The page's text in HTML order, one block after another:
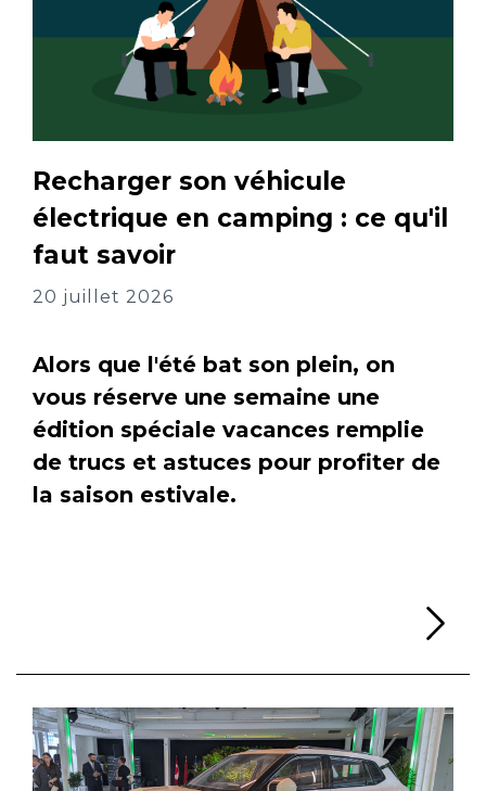
Recharger son véhicule
électrique en camping : ce qu'il
faut savoir
20 juillet 2026
Alors que l'été bat son plein, on
vous réserve une semaine une
édition spéciale vacances remplie
de trucs et astuces pour profiter de
la saison estivale.